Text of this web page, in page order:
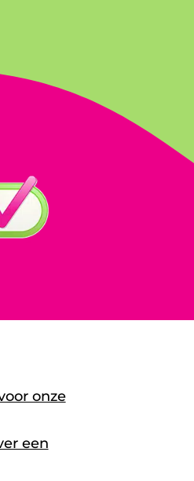
onze
een